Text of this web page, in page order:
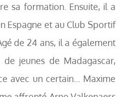
sa formation. Ensuite, il a
Espagne et au Club Sportif
de 24 ans, il a également
jeunes de Madagascar,
avec un certain… Maxime